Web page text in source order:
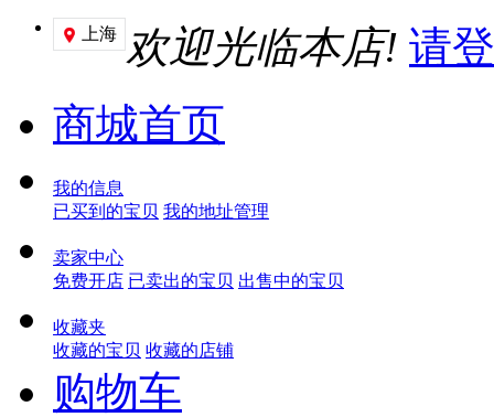
 上海 欢迎光临本店! 请
商城首页
我的信息
已买到的宝贝 我的地址管理
卖家中心
免费开店 已卖出的宝贝 出售中的宝贝
收藏夹
收藏的宝贝 收藏的店铺
购物车